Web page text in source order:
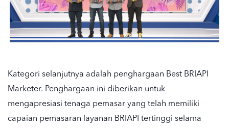
Kategori selanjutnya adalah penghargaan Best BRIAPI
Marketer. Penghargaan ini diberikan untuk
mengapresiasi tenaga pemasar yang telah memiliki
capaian pemasaran layanan BRIAPI tertinggi selama